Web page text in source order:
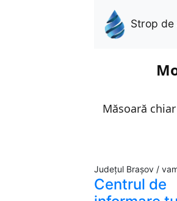
Strop de
Măsoară
Județul Brașov /
Centrul de